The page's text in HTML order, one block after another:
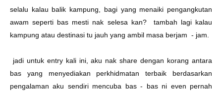
selalu kalau balik kampung, bagi yang menaiki pengangkutan
awam seperti bas mesti nak selesa kan? tambah lagi kalau
kampung atau destinasi tu jauh yang ambil masa berjam - jam.
jadi untuk entry kali ini, aku nak share dengan korang antara
bas yang menyediakan perkhidmatan terbaik berdasarkan
pengalaman aku sendiri mencuba bas - bas ni even pernah